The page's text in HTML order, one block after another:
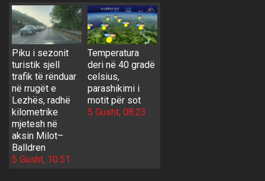
Piku i sezonit
turistik sjell
trafik të rënduar
në rrugët e
Lezhës, radhë
kilometrike
mjetesh në
aksin Milot–
Balldren
5 Gusht, 10:51
Temperatura
deri në 40 gradë
celsius,
parashikimi i
motit për sot
5 Gusht, 08:23